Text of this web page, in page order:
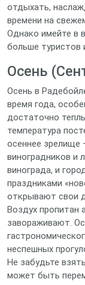
отдыхать,
времени на
Однако имейте в
больше туристов
Осень
Осень в
время года,
достаточно
температура
осеннее зрелище
виноградников и
винограда, и
праздниками
открывают свои
Воздух пропитан
завораживают.
неспешных
Не забудьте
может быть